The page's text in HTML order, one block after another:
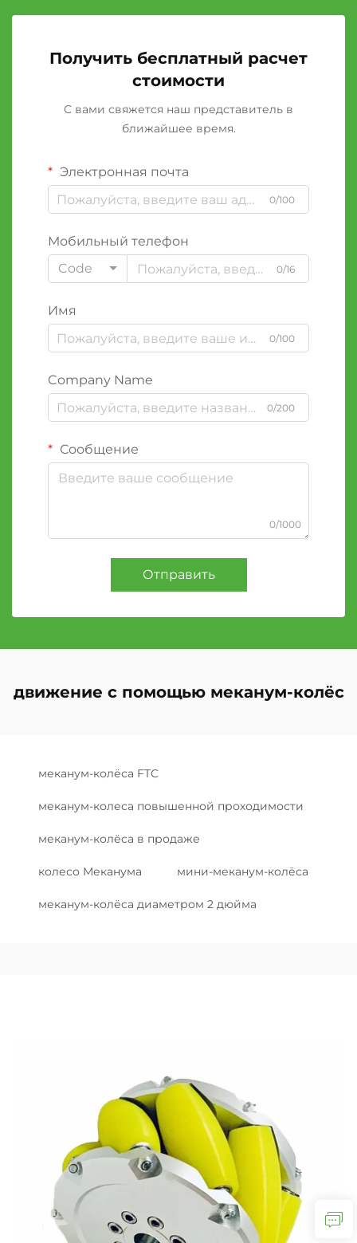
Получить бесплатный расчет
стоимости
С вами свяжется наш представитель в
ближайшее время.
Электронная почта
0/100
Мобильный телефон
Code
0/16
Имя
0/100
Company Name
0/200
Сообщение
0/1000
Отправить
движение с помощью меканум-колёс
меканум-колёса FTC
меканум-колеса повышенной проходимости
меканум-колёса в продаже
колесо Меканума мини-меканум-колёса
меканум-колёса диаметром 2 дюйма